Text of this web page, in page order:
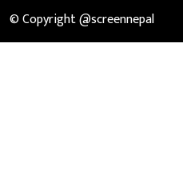
© Copyright @screennepal